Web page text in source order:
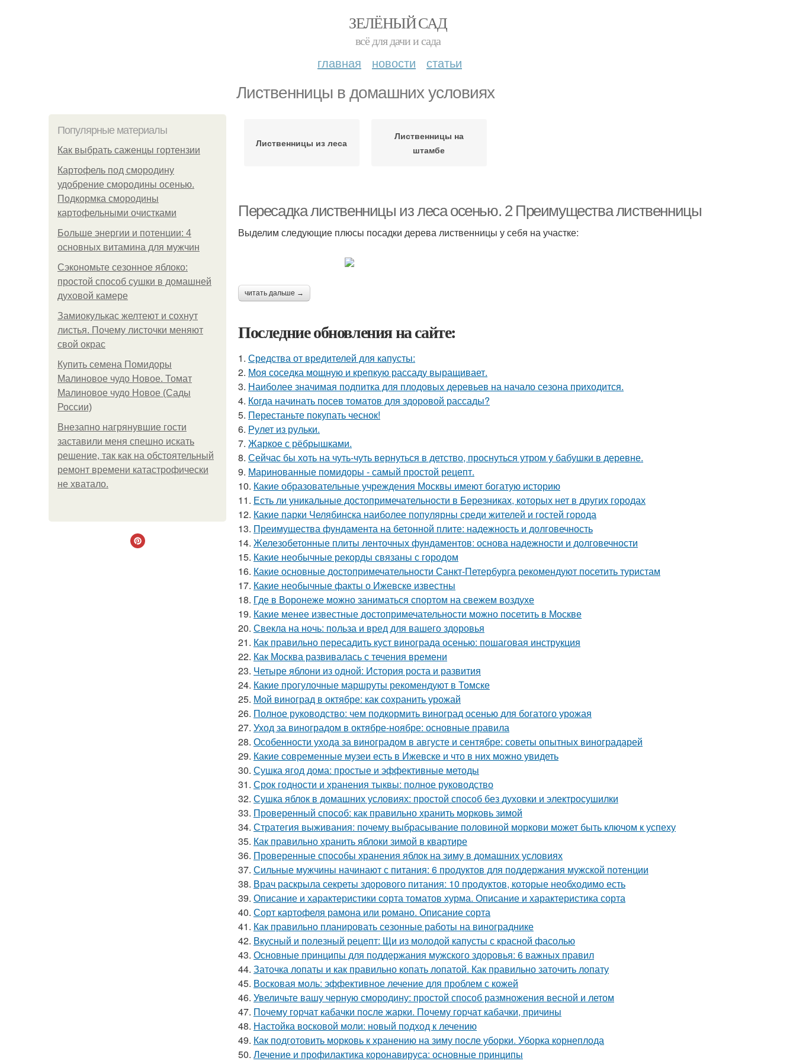
ЗЕЛЁНЫЙ САД
всё для дачи и сада
главная новости статьи
Лиственницы в домашних условиях
Популярные материалы
Как выбрать саженцы гортензии
Картофель под смородину
удобрение смородины осенью.
Подкормка смородины
картофельными очистками
Больше энергии и потенции: 4
основных витамина для мужчин
Сэкономьте сезонное яблоко:
простой способ сушки в домашней
духовой камере
Замиокулькас желтеют и сохнут
листья. Почему листочки меняют
свой окрас
Купить семена Помидоры
Малиновое чудо Новое. Томат
Малиновое чудо Новое (Сады
России)
Внезапно нагрянувшие гости
заставили меня спешно искать
решение, так как на обстоятельный
ремонт времени катастрофически
не хватало.
Лиственницы из леса
Лиственницы на
штамбе
Пересадка лиственницы из леса осенью. 2 Преимущества лиственницы
Выделим следующие плюсы посадки дерева лиственницы у себя на участке:
читать дальше →
Последние обновления на сайте:
1. Средства от вредителей для капусты:
2. Моя соседка мощную и крепкую рассаду выращивает.
3. Наиболее значимая подпитка для плодовых деревьев на начало сезона приходится.
4. Когда начинать посев томатов для здоровой рассады?
5. Перестаньте покупать чеснок!
6. Рулет из рульки.
7. Жаркое с рёбрышками.
8. Сейчас бы хоть на чуть-чуть вернуться в детство, проснуться утром у бабушки в деревне.
9. Маринованные помидоры - самый простой рецепт.
10. Какие образовательные учреждения Москвы имеют богатую историю
11. Есть ли уникальные достопримечательности в Березниках, которых нет в других городах
12. Какие парки Челябинска наиболее популярны среди жителей и гостей города
13. Преимущества фундамента на бетонной плите: надежность и долговечность
14. Железобетонные плиты ленточных фундаментов: основа надежности и долговечности
15. Какие необычные рекорды связаны с городом
16. Какие основные достопримечательности Санкт-Петербурга рекомендуют посетить туристам
17. Какие необычные факты о Ижевске известны
18. Где в Воронеже можно заниматься спортом на свежем воздухе
19. Какие менее известные достопримечательности можно посетить в Москве
20. Свекла на ночь: польза и вред для вашего здоровья
21. Как правильно пересадить куст винограда осенью: пошаговая инструкция
22. Как Москва развивалась с течения времени
23. Четыре яблони из одной: История роста и развития
24. Какие прогулочные маршруты рекомендуют в Томске
25. Мой виноград в октябре: как сохранить урожай
26. Полное руководство: чем подкормить виноград осенью для богатого урожая
27. Уход за виноградом в октябре-ноябре: основные правила
28. Особенности ухода за виноградом в августе и сентябре: советы опытных виноградарей
29. Какие современные музеи есть в Ижевске и что в них можно увидеть
30. Сушка ягод дома: простые и эффективные методы
31. Срок годности и хранения тыквы: полное руководство
32. Сушка яблок в домашних условиях: простой способ без духовки и электросушилки
33. Проверенный способ: как правильно хранить морковь зимой
34. Стратегия выживания: почему выбрасывание половиной моркови может быть ключом к успеху
35. Как правильно хранить яблоки зимой в квартире
36. Проверенные способы хранения яблок на зиму в домашних условиях
37. Сильные мужчины начинают с питания: 6 продуктов для поддержания мужской потенции
38. Врач раскрыла секреты здорового питания: 10 продуктов, которые необходимо есть
39. Описание и характеристики сорта томатов хурма. Описание и характеристика сорта
40. Сорт картофеля рамона или романо. Описание сорта
41. Как правильно планировать сезонные работы на винограднике
42. Вкусный и полезный рецепт: Щи из молодой капусты с красной фасолью
43. Основные принципы для поддержания мужского здоровья: 6 важных правил
44. Заточка лопаты и как правильно копать лопатой. Как правильно заточить лопату
45. Восковая моль: эффективное лечение для проблем с кожей
46. Увеличьте вашу черную смородину: простой способ размножения весной и летом
47. Почему горчат кабачки после жарки. Почему горчат кабачки, причины
48. Настойка восковой моли: новый подход к лечению
49. Как подготовить морковь к хранению на зиму после уборки. Уборка корнеплода
50. Лечение и профилактика коронавируса: основные принципы